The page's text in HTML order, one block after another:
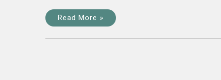
Read More »